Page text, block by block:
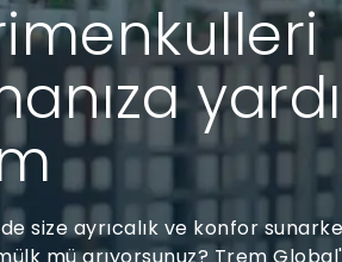
size ayrıcalık ve konfor